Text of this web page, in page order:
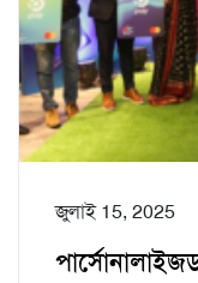
জুলাই 15, 2025